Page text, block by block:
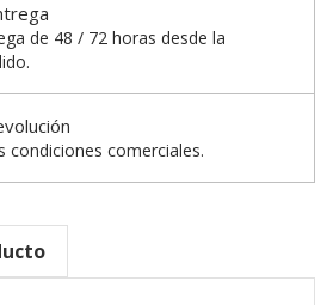
de 48 / 72 horas desde la
condiciones comerciales.